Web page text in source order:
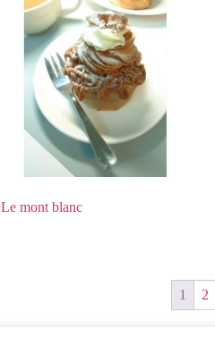
Le mont blanc
1 2